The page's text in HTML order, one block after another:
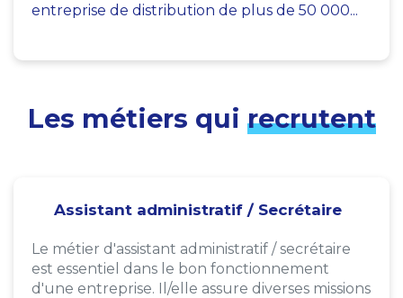
entreprise de distribution de plus de 50 000...
Les métiers qui recrutent
Assistant administratif / Secrétaire
Le métier d'assistant administratif / secrétaire
est essentiel dans le bon fonctionnement
d'une entreprise. Il/elle assure diverses missions